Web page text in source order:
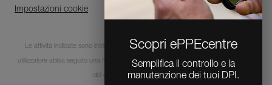
Scopri ePPEcentre
Semplifica il controllo e la
manutenzione dei tuoi DPI.
Impostazioni cookie
Le attività indicate sono intrinsecamente pericolose. È indispensabile che ogni
utilizzatore abbia seguito una formazione e disponga delle competenze per l’utilizzo
dei dispositivi in queste attività.